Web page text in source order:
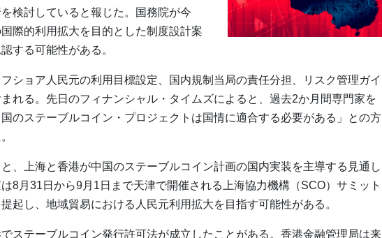
検討していると報じた。国務院が今
際的利用拡大を目的とした制度設計案
する可能性がある。
ショア人民元の利用目標設定、国内規制当局の責任分担、リスク管理ガイ
まれる。先日のフィナンシャル・タイムズによると、過去2か月間専門家を
のステーブルコイン・プロジェクトは国情に適合する必要がある」との方
、上海と香港が中国のステーブルコイン計画の国内実装を主導する見通し
8月31日から9月1日まで天津で開催される上海協力機構（SCO）サミット
起し、地域貿易における人民元利用拡大を目指す可能性がある。
ステーブルコイン発行許可法が成立したことがある。香港金融管理局は来